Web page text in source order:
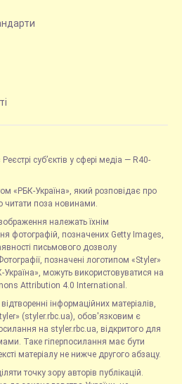
суб’єктів у сфері медіа — R40-
«РБК-Україна», який розповідає про
читати поза новинами.
зображення належать їхнім
фотографій, позначених Getty Images,
письмового дозволу
позначені логотипом «Styler»
Україна», можуть використовуватися на
Attribution 4.0 International.
інформаційних матеріалів,
(styler.rbc.ua), обов'язковим є
на styler.rbc.ua, відкритого для
Таке гіперпосилання має бути
матеріалу не нижче другого абзацу.
точку зору авторів публікацій.